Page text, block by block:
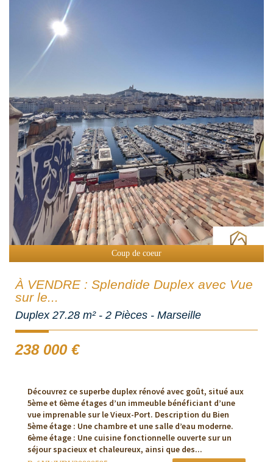
Coup de coeur
À VENDRE : Splendide Duplex avec Vue
sur le...
Duplex 27.28 m² - 2 Pièces - Marseille
238 000 €
Découvrez ce superbe duplex rénové avec goût, situé aux
5ème et 6ème étages d’un immeuble bénéficiant d’une
vue imprenable sur le Vieux-Port. Description du Bien
5ème étage : Une chambre et une salle d’eau moderne.
6ème étage : Une cuisine fonctionnelle ouverte sur un
séjour spacieux et chaleureux, ainsi que des...